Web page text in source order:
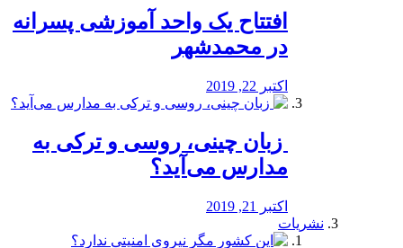
افتتاح یک واحد آموزشی پسرانه
در محمدشهر
اکتبر 22, 2019
️ زبان چینی، روسی و ترکی به
مدارس می‌آید؟
اکتبر 21, 2019
نشریات